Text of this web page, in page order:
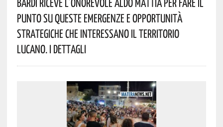
Punto Su Queste Emergenze E Opportunità
Strategiche Che Interessano Il Territorio
Lucano. I Dettagli